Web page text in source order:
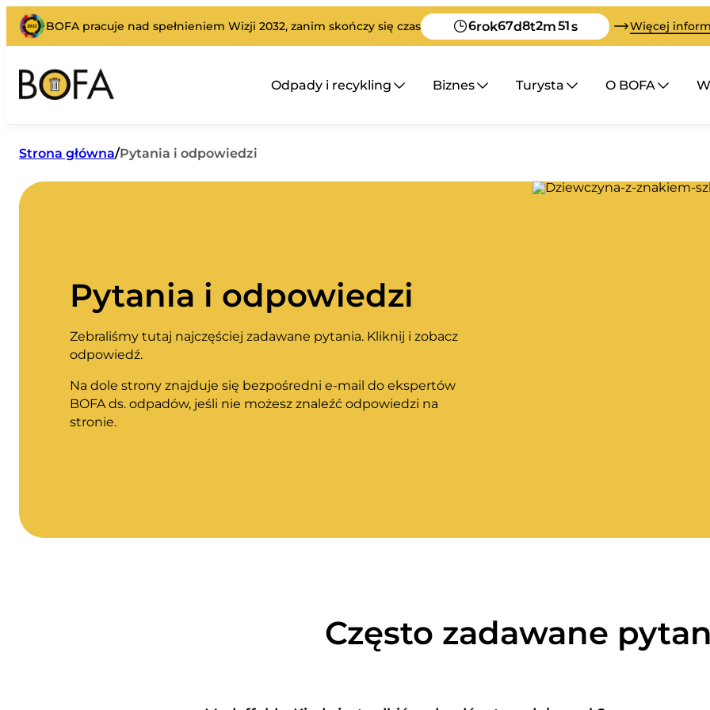
BOFA pracuje nad spełnieniem Wizji 2032, zanim skończy się czas 6rok67d8t2m50s Więcej
Odpady i recykling Biznes Turysta O BOFA
Strona główna/Pytania i odpowiedzi
Pytania i odpowiedzi
Zebraliśmy tutaj najczęściej zadawane pytania. Kliknij i zobacz
odpowiedź.
Na dole strony znajduje się bezpośredni e-mail do ekspertów
BOFA ds. odpadów, jeśli nie możesz znaleźć odpowiedzi na
stronie.
Często zadawane